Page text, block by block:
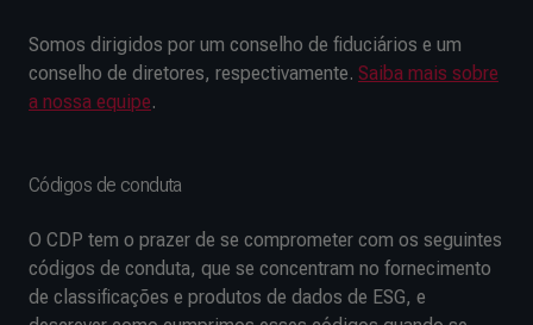
Somos dirigidos por um conselho de fiduciários e um
conselho de diretores, respectivamente. Saiba mais sobre
a nossa equipe.
Códigos de conduta
O CDP tem o prazer de se comprometer com os seguintes
códigos de conduta, que se concentram no fornecimento
de classificações e produtos de dados de ESG, e